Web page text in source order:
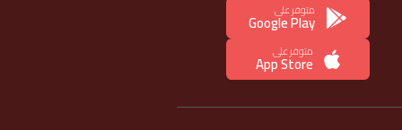
متوفر على
Google Play
متوفر على
App Store